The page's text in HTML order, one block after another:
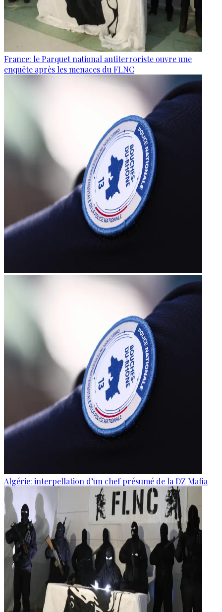
France: le Parquet national antiterroriste ouvre une
enquête après les menaces du FLNC
Algérie: interpellation d’un chef présumé de la DZ Mafia